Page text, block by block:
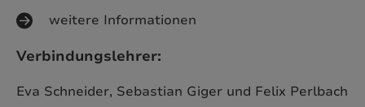
weitere Informationen
Verbindungslehrer:
Eva Schneider, Sebastian Giger und Felix Perlbach